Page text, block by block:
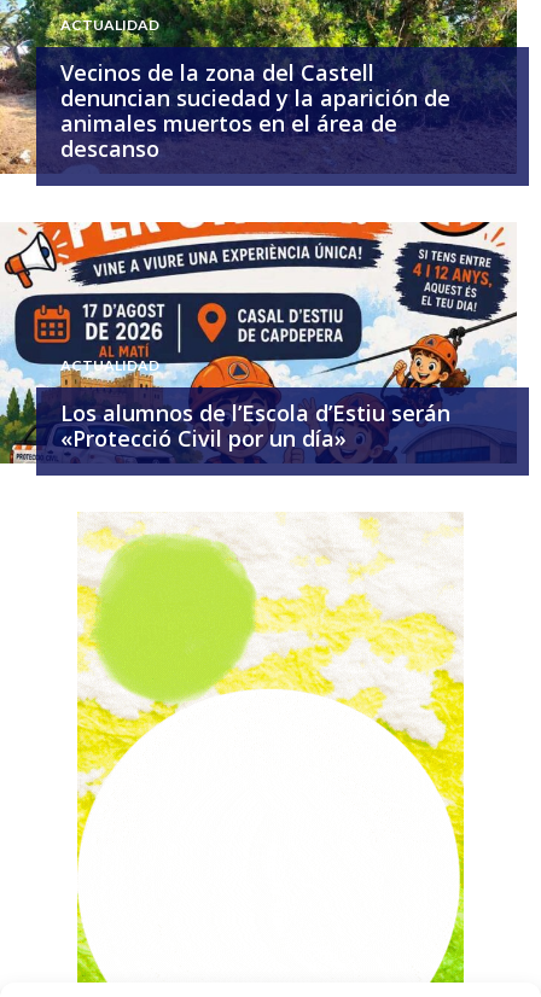
ACTUALIDAD
Vecinos de la zona del Castell
denuncian suciedad y la aparición de
animales muertos en el área de
descanso
ACTUALIDAD
Los alumnos de l’Escola d’Estiu serán
«Protecció Civil por un día»